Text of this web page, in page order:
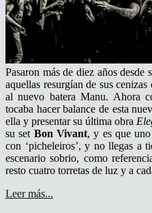
Pasaron más de diez años desde
aquellas resurgían de sus
al nuevo batera Manu. Ahora
tocaba hacer balance de esta
ella y presentar su última obra
su set Bon Vivant, y es que
con ‘picheleiros’, y no llegas a
escenario sobrio, como
resto cuatro torretas de luz y a
Leer más...